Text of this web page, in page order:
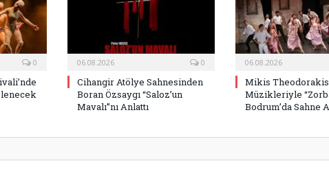
0 06.08.2026 0
Cihangir Atölye Sahnesinden
Boran Özsaygı “Saloz’un
Mavalı”nı Anlattı
06.08.2026
Mikis
Müzikleriyle
Bodrum’da Sahne